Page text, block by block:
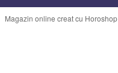
Magazin online creat cu Horoshop